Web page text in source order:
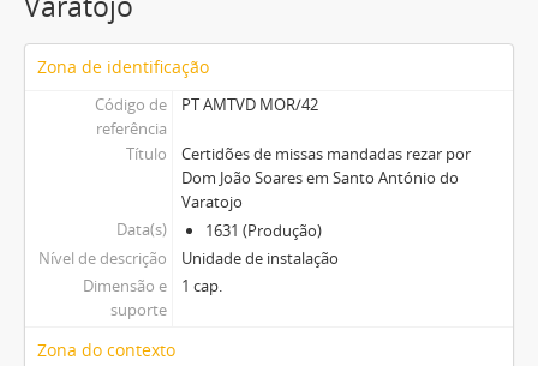
Zona de identificação
Código de
referência
PT AMTVD MOR/42
Título
Certidões de missas mandadas rezar por
Dom João Soares em Santo António do
Varatojo
Data(s)
1631 (Produção)
Nível de descrição
Unidade de instalação
Dimensão e
suporte
1 cap.
Zona do contexto